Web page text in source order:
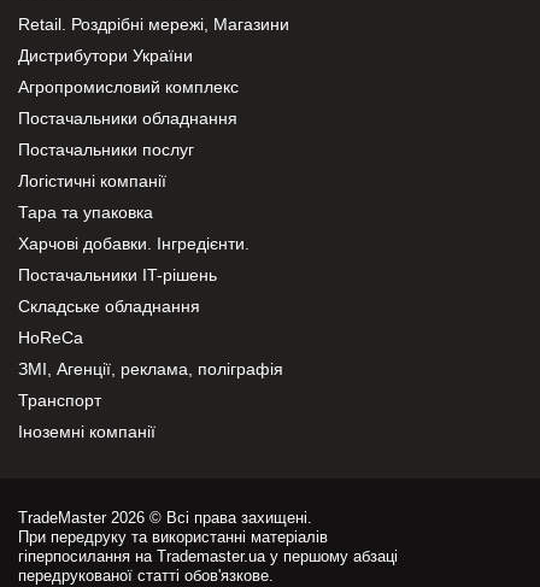
Retail. Роздрібні мережі, Магазини
Дистрибутори України
Агропромисловий комплекс
Постачальники обладнання
Постачальники послуг
Логістичні компанії
Тара та упаковка
Харчові добавки. Інгредієнти.
Постачальники IT-рішень
Складське обладнання
HoReCa
ЗМІ, Агенції, реклама, поліграфія
Транспорт
Іноземні компанії
TradeMaster 2026 © Всі права захищені.
При передруку та використанні матеріалів
гіперпосилання на Trademaster.ua у першому абзаці
передрукованої статті обов'язкове.